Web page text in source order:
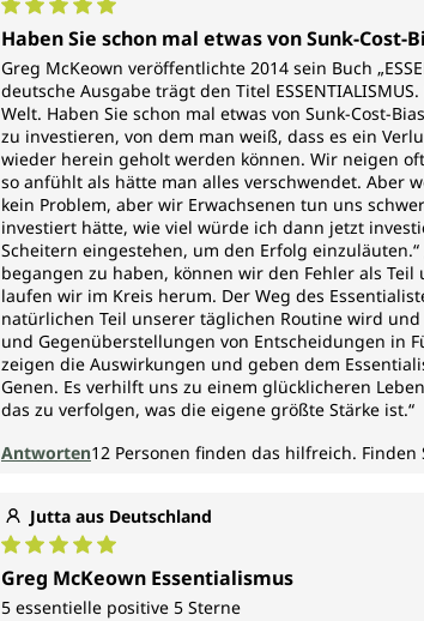
Durchschnittliche Bewertung von 5 von 5
Haben Sie schon mal etwas von Sunk-Cost-
Greg McKeown veröffentlichte 2014 sein Buch
deutsche Ausgabe trägt den Titel
Welt. Haben Sie schon mal etwas von Sunk-Cost-
zu investieren, von dem man weiß, dass es ein
wieder herein geholt werden können. Wir neigen
so anfühlt als hätte man alles verschwendet. Aber
kein Problem, aber wir Erwachsenen tun uns
investiert hätte, wie viel würde ich dann jetzt
Scheitern eingestehen, um den Erfolg
begangen zu haben, können wir den Fehler als
laufen wir im Kreis herum. Der Weg des
natürlichen Teil unserer täglichen Routine wird
und Gegenüberstellungen von Entscheidungen in
zeigen die Auswirkungen und geben dem
Genen. Es verhilft uns zu einem glücklicheren
das zu verfolgen, was die eigene größte Stärke ist.“
Antworten12 Personen finden das hilfreich. Finden
Jutta aus Deutschland
Durchschnittliche Bewertung von 5 von 5
Greg McKeown Essentialismus
5 essentielle positive 5 Sterne